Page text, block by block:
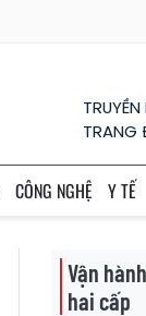
TRANG
CÔNG NGHỆ Y TẾ
Vận
hai cấp